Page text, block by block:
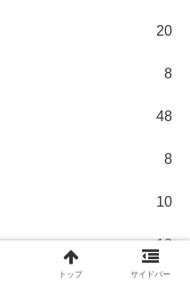
20
8
48
8
10
18
トップ サイドバー